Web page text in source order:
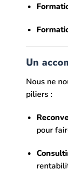
Un
Nous ne
piliers :
pour